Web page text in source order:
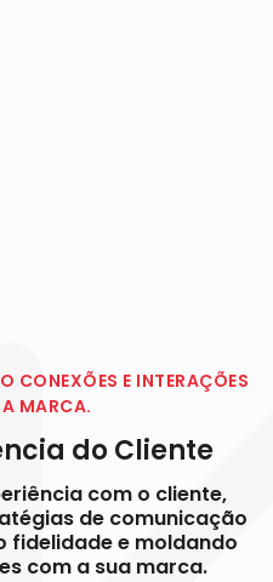
CONEXÕES E INTERAÇÕES
MARCA.
do Cliente
com o cliente,
de comunicação
fidelidade e moldando
com a sua marca.